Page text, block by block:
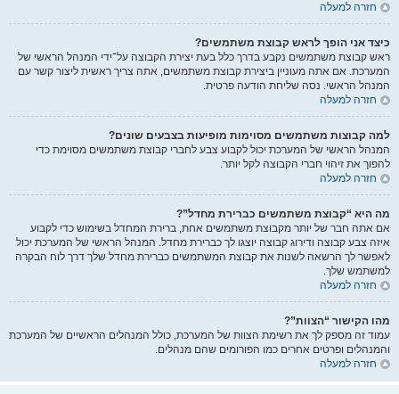
חזרה למעלה
כיצד אני הופך לראש קבוצת משתמשים?
ראש קבוצת משתמשים נקבע בדרך כלל בעת יצירת הקבוצה על־ידי המנהל הראשי של
המערכת. אם אתה מעוניין ביצירת קבוצת משתמשים, אתה צריך ראשית ליצור קשר עם
המנהל הראשי. נסה שליחת הודעה פרטית.
חזרה למעלה
למה קבוצות משתמשים מסוימות מופיעות בצבעים שונים?
המנהל הראשי של המערכת יכול לקבוע צבע לחברי קבוצת משתמשים מסוימת כדי
להפוך את זיהוי חברי הקבוצה לקל יותר.
חזרה למעלה
מה היא “קבוצת משתמשים כברירת מחדל”?
אם אתה חבר של יותר מקבוצת משתמשים אחת, ברירת המחדל בשימוש כדי לקבוע
איזה צבע קבוצה ודירוג קבוצה יוצגו לך כברירת מחדל. המנהל הראשי של המערכת יכול
לאפשר לך הרשאה לשנות את קבוצת המשתמשים כברירת מחדל שלך דרך לוח הבקרה
למשתמש שלך.
חזרה למעלה
מהו הקישור “הצוות”?
עמוד זה מספק לך את רשימת הצוות של המערכת, כולל המנהלים הראשיים של המערכת
והמנהלים ופרטים אחרים כמו הפורומים שהם מנהלים.
חזרה למעלה